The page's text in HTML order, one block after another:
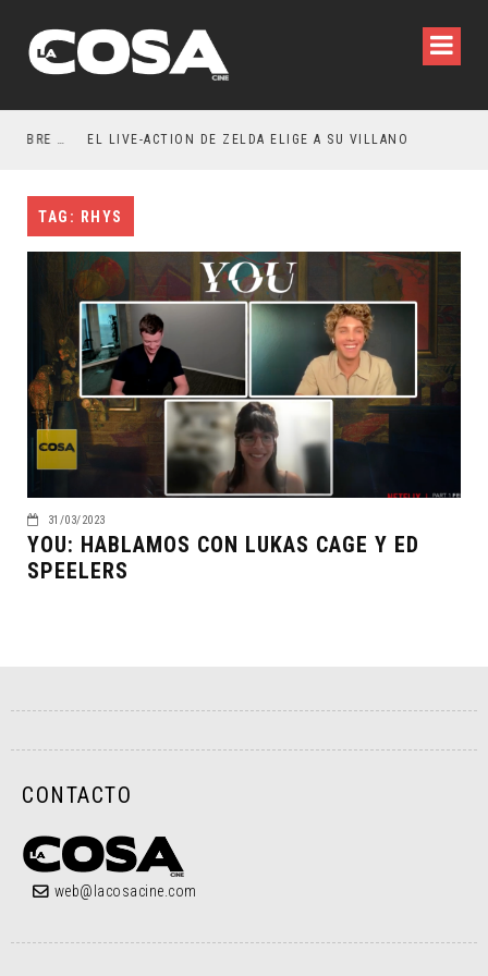
RESEÑA LA INVITACIÓN: OLIVIA WILDE REFLEXIONA SOBRE LA VIDA CONYUGAL EL LIVE-ACTION DE ZELDA ELIGE A SU VILLANO
TAG: RHYS
31/03/2023
YOU: HABLAMOS CON LUKAS CAGE Y ED
SPEELERS
CONTACTO
web@lacosacine.com